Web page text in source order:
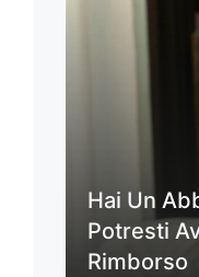
Hai Un
Potresti
Rimborso